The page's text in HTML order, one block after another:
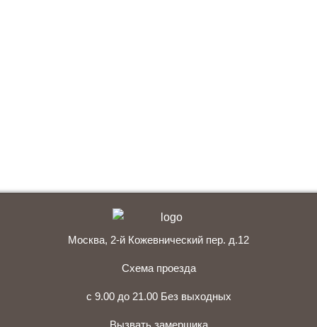
Москва, 2-й Кожевнический пер. д.12
Схема проезда
с 9.00 до 21.00 Без выходных